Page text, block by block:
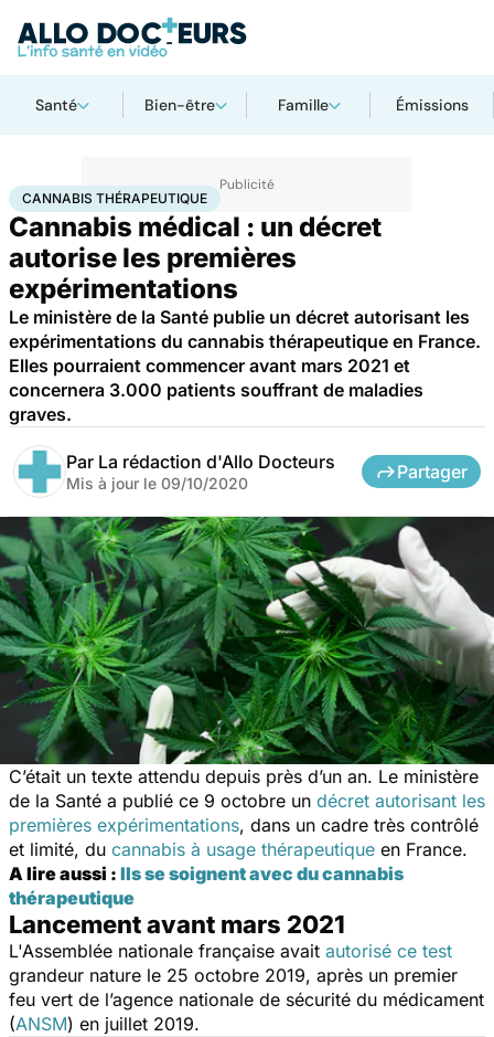
Santé Bien-être Famille Émissions
AccueilSantéCannabis thérapeutique
CANNABIS THÉRAPEUTIQUE
Cannabis médical : un décret
autorise les premières
expérimentations
Le ministère de la Santé publie un décret autorisant les
expérimentations du cannabis thérapeutique en France.
Elles pourraient commencer avant mars 2021 et
concernera 3.000 patients souffrant de maladies
graves.
Par La rédaction d'Allo Docteurs
Mis à jour le 09/10/2020
Partager
C’était un texte attendu depuis près d’un an. Le ministère
de la Santé a publié ce 9 octobre un décret autorisant les
premières expérimentations, dans un cadre très contrôlé
et limité, du cannabis à usage thérapeutique en France.
A lire aussi : Ils se soignent avec du cannabis
thérapeutique
Lancement avant mars 2021
L'Assemblée nationale française avait autorisé ce test
grandeur nature le 25 octobre 2019, après un premier
feu vert de l’agence nationale de sécurité du médicament
(ANSM) en juillet 2019.